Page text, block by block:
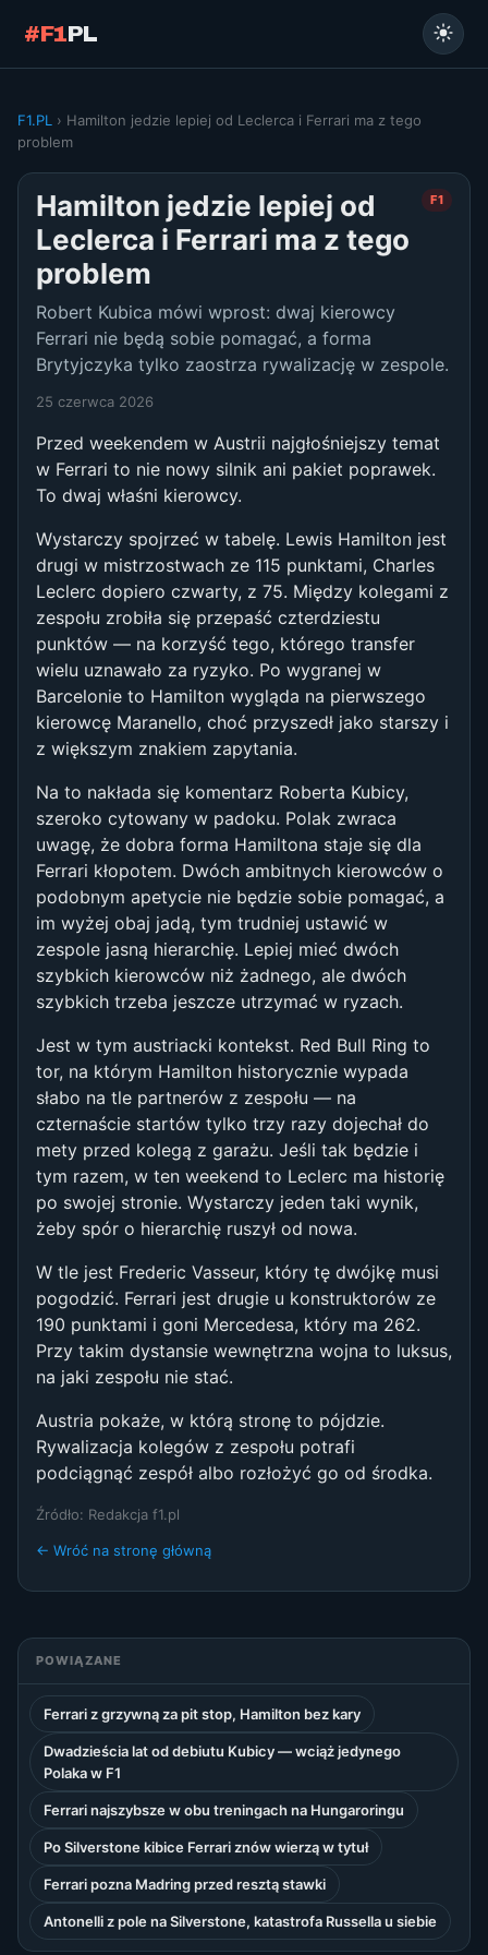
#F1PL
F1.PL › Hamilton jedzie lepiej od Leclerca i Ferrari ma z tego
problem
F1
Hamilton jedzie lepiej od
Leclerca i Ferrari ma z tego
problem
Robert Kubica mówi wprost: dwaj kierowcy
Ferrari nie będą sobie pomagać, a forma
Brytyjczyka tylko zaostrza rywalizację w zespole.
25 czerwca 2026
Przed weekendem w Austrii najgłośniejszy temat
w Ferrari to nie nowy silnik ani pakiet poprawek.
To dwaj właśni kierowcy.
Wystarczy spojrzeć w tabelę. Lewis Hamilton jest
drugi w mistrzostwach ze 115 punktami, Charles
Leclerc dopiero czwarty, z 75. Między kolegami z
zespołu zrobiła się przepaść czterdziestu
punktów — na korzyść tego, którego transfer
wielu uznawało za ryzyko. Po wygranej w
Barcelonie to Hamilton wygląda na pierwszego
kierowcę Maranello, choć przyszedł jako starszy i
z większym znakiem zapytania.
Na to nakłada się komentarz Roberta Kubicy,
szeroko cytowany w padoku. Polak zwraca
uwagę, że dobra forma Hamiltona staje się dla
Ferrari kłopotem. Dwóch ambitnych kierowców o
podobnym apetycie nie będzie sobie pomagać, a
im wyżej obaj jadą, tym trudniej ustawić w
zespole jasną hierarchię. Lepiej mieć dwóch
szybkich kierowców niż żadnego, ale dwóch
szybkich trzeba jeszcze utrzymać w ryzach.
Jest w tym austriacki kontekst. Red Bull Ring to
tor, na którym Hamilton historycznie wypada
słabo na tle partnerów z zespołu — na
czternaście startów tylko trzy razy dojechał do
mety przed kolegą z garażu. Jeśli tak będzie i
tym razem, w ten weekend to Leclerc ma historię
po swojej stronie. Wystarczy jeden taki wynik,
żeby spór o hierarchię ruszył od nowa.
W tle jest Frederic Vasseur, który tę dwójkę musi
pogodzić. Ferrari jest drugie u konstruktorów ze
190 punktami i goni Mercedesa, który ma 262.
Przy takim dystansie wewnętrzna wojna to luksus,
na jaki zespołu nie stać.
Austria pokaże, w którą stronę to pójdzie.
Rywalizacja kolegów z zespołu potrafi
podciągnąć zespół albo rozłożyć go od środka.
Źródło: Redakcja f1.pl
← Wróć na stronę główną
POWIĄZANE
Ferrari z grzywną za pit stop, Hamilton bez kary
Dwadzieścia lat od debiutu Kubicy — wciąż jedynego
Polaka w F1
Ferrari najszybsze w obu treningach na Hungaroringu
Po Silverstone kibice Ferrari znów wierzą w tytuł
Ferrari pozna Madring przed resztą stawki
Antonelli z pole na Silverstone, katastrofa Russella u siebie